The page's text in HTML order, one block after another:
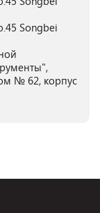
Songbei
№ 62, корпус